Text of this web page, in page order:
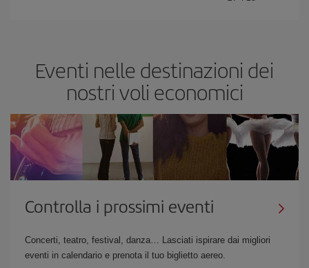
Eventi nelle destinazioni dei
nostri voli economici
Controlla i prossimi eventi
Concerti, teatro, festival, danza… Lasciati ispirare dai migliori
eventi in calendario e prenota il tuo biglietto aereo.